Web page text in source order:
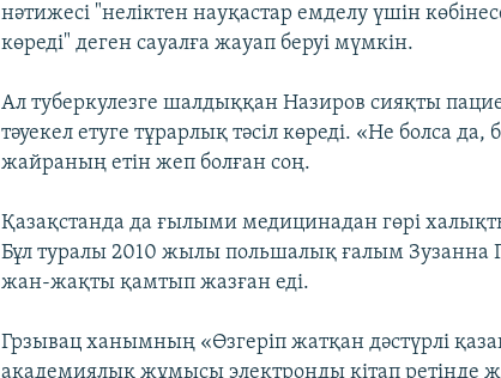
нәтижесі "неліктен науқастар емделу үшін
көреді" деген сауалға жауап беруі мүмкін.
Ал туберкулезге шалдыққан Назиров сияқты
тәуекел етуге тұрарлық тәсіл көреді. «Не болса
жайраның етін жеп болған соң.
Қазақстанда да ғылыми медицинадан гөрі
Бұл туралы 2010 жылы польшалық ғалым Зузанна
жан-жақты қамтып жазған еді.
Грзывац ханымның «Өзгеріп жатқан дәстүрлі
академиялық жұмысы электронды кітап